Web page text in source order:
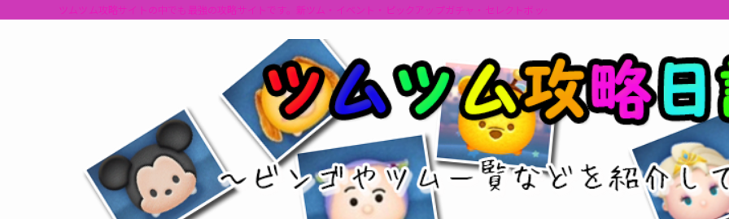
ツムツム攻略サイトの中でも最強の攻略サイトです。新ツム・イベント・ピックアップガチャ・セレクトボックスの情報を最速で提供しビンゴの